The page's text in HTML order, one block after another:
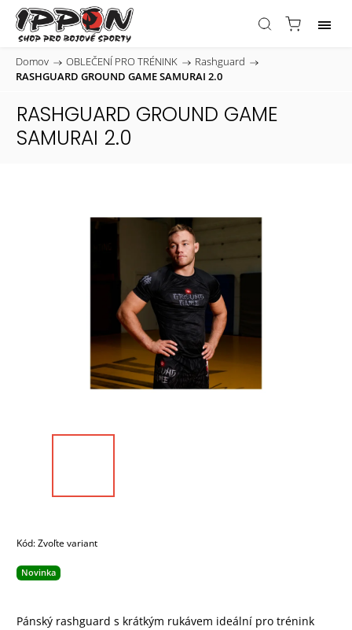
Domov / OBLEČENÍ PRO TRÉNINK / Rashguard /
RASHGUARD GROUND GAME SAMURAI 2.0
RASHGUARD GROUND GAME
SAMURAI 2.0
Kód:Zvoľte variant
Novinka
Pánský rashguard s krátkým rukávem ideální pro trénink